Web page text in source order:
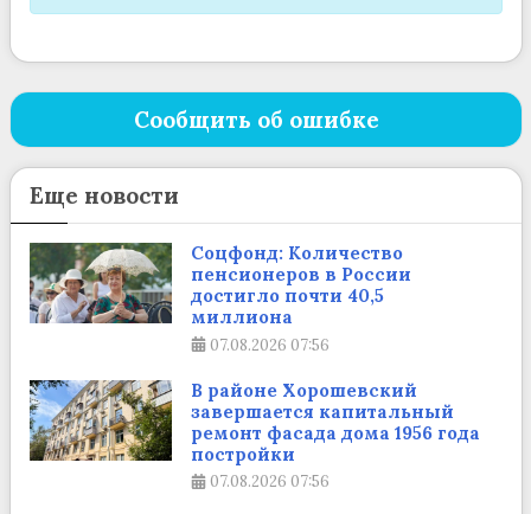
Сообщить об ошибке
Еще новости
Соцфонд: Количество
пенсионеров в России
достигло почти 40,5
миллиона
07.08.2026 07:56
В районе Хорошевский
завершается капитальный
ремонт фасада дома 1956 года
постройки
07.08.2026 07:56